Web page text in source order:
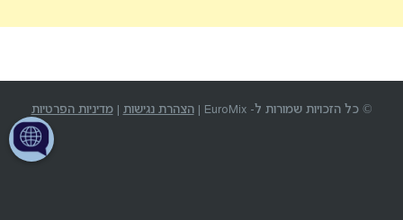
© כל הזכויות שמורות ל- EuroMix | הצהרת נגישות |מדיניות הפרטיות